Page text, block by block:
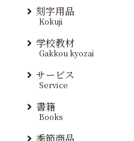
刻字用品
Kokuji
学校教材
Gakkou kyozai
サービス
Service
書籍
Books